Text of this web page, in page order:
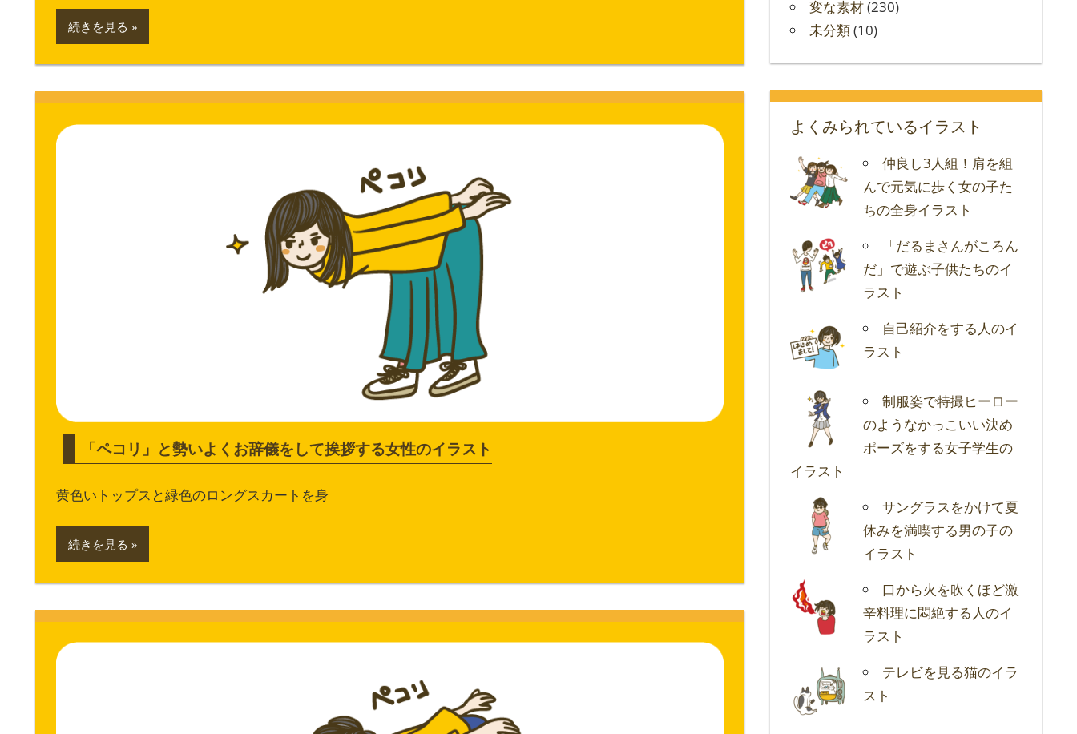
続きを見る
「ペコリ」と勢いよくお辞儀をして挨拶する女性のイラスト
黄色いトップスと緑色のロングスカートを身
続きを見る
変な素材(230)
未分類(10)
よくみられているイラスト
仲良し3人組！肩を組
んで元気に歩く女の子た
ちの全身イラスト
「だるまさんがころん
だ」で遊ぶ子供たちのイ
ラスト
自己紹介をする人のイ
ラスト
制服姿で特撮ヒーロー
のようなかっこいい決め
ポーズをする女子学生の
イラスト
サングラスをかけて夏
休みを満喫する男の子の
イラスト
口から火を吹くほど激
辛料理に悶絶する人のイ
ラスト
テレビを見る猫のイラ
スト